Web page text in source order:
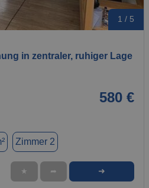
1 / 5
in zentraler, ruhiger Lage
580 €
Zimmer 2
★ ➦ ➜